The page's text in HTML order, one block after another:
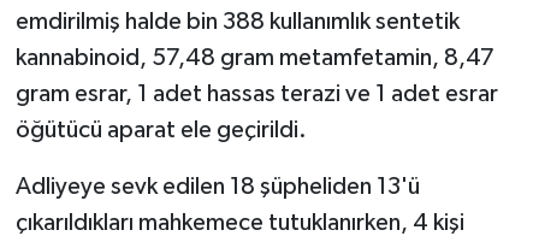
emdirilmiş halde bin 388 kullanımlık sentetik
kannabinoid, 57,48 gram metamfetamin, 8,47
gram esrar, 1 adet hassas terazi ve 1 adet esrar
öğütücü aparat ele geçirildi.
Adliyeye sevk edilen 18 şüpheliden 13'ü
çıkarıldıkları mahkemece tutuklanırken, 4 kişi